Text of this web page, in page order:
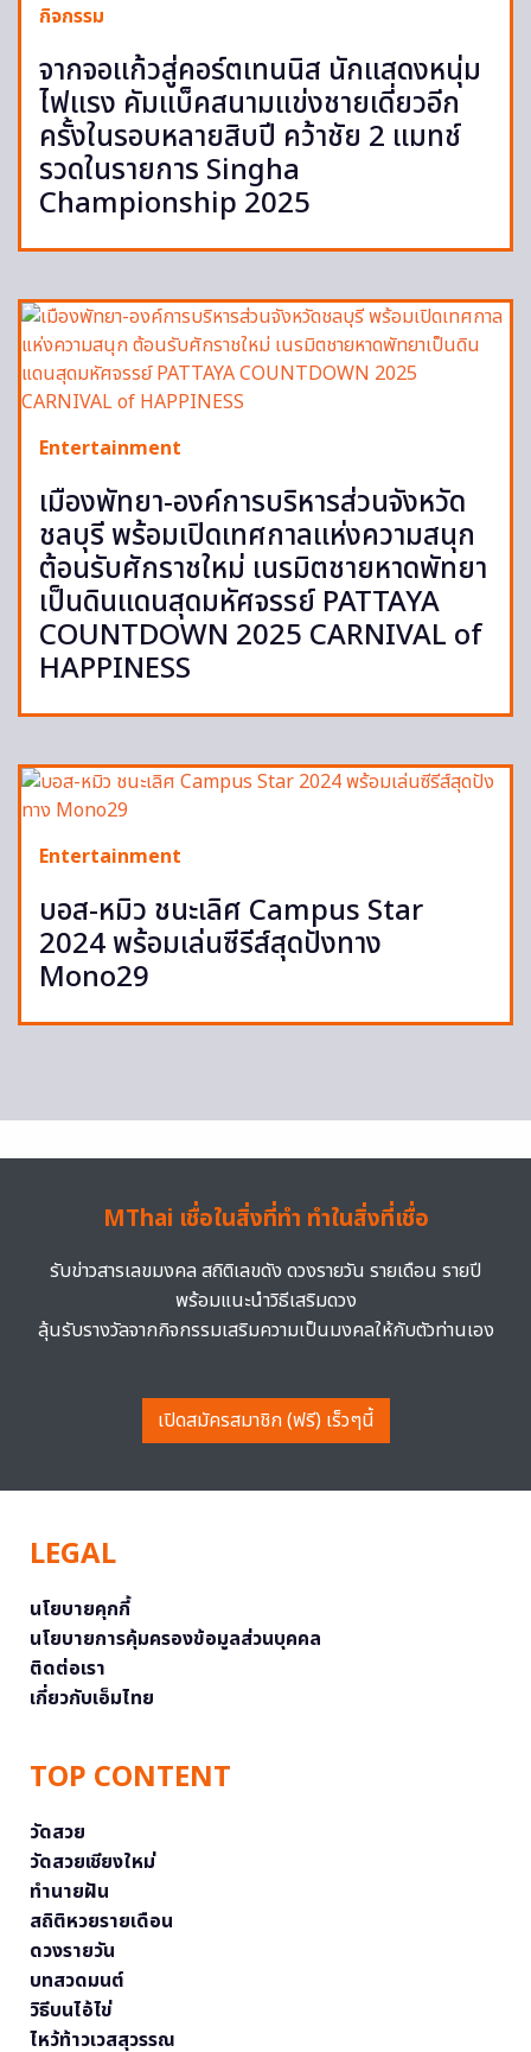
กิจกรรม
จากจอแก้วสู่คอร์ตเทนนิส นักแสดงหนุ่ม
ไฟแรง คัมแบ็คสนามแข่งชายเดี่ยวอีก
ครั้งในรอบหลายสิบปี คว้าชัย 2 แมทช์
รวดในรายการ Singha
Championship 2025
Entertainment
เมืองพัทยา-องค์การบริหารส่วนจังหวัด
ชลบุรี พร้อมเปิดเทศกาลแห่งความสนุก
ต้อนรับศักราชใหม่ เนรมิตชายหาดพัทยา
เป็นดินแดนสุดมหัศจรรย์ PATTAYA
COUNTDOWN 2025 CARNIVAL of
HAPPINESS
Entertainment
บอส-หมิว ชนะเลิศ Campus Star
2024 พร้อมเล่นซีรีส์สุดปังทาง
Mono29
MThai เชื่อในสิ่งที่ทำ ทำในสิ่งที่เชื่อ
รับข่าวสารเลขมงคล สถิติเลขดัง ดวงรายวัน รายเดือน รายปี
พร้อมแนะนำวิธีเสริมดวง
ลุ้นรับรางวัลจากกิจกรรมเสริมความเป็นมงคลให้กับตัวท่านเอง
เปิดสมัครสมาชิก (ฟรี) เร็วๆนี้
LEGAL
นโยบายคุกกี้
นโยบายการคุ้มครองข้อมูลส่วนบุคคล
ติดต่อเรา
เกี่ยวกับเอ็มไทย
TOP CONTENT
วัดสวย
วัดสวยเชียงใหม่
ทำนายฝัน
สถิติหวยรายเดือน
ดวงรายวัน
บทสวดมนต์
วิธีบนไอ้ไข่
ไหว้ท้าวเวสสุวรรณ